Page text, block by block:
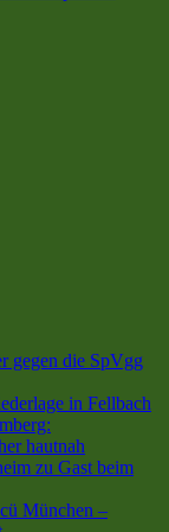
gegen die SpVgg
in Fellbach
hautnah
zu Gast beim
München –